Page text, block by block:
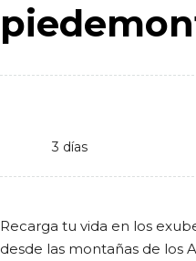
3 días
Recarga tu vida en los
desde las montañas de los